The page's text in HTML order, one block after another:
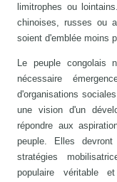
limitrophes ou
chinoises, russes ou
soient d'emblée moins
Le peuple congolais
nécessaire
d'organisations
une vision d'un
répondre aux
peuple. Elles
stratégies
populaire véritable